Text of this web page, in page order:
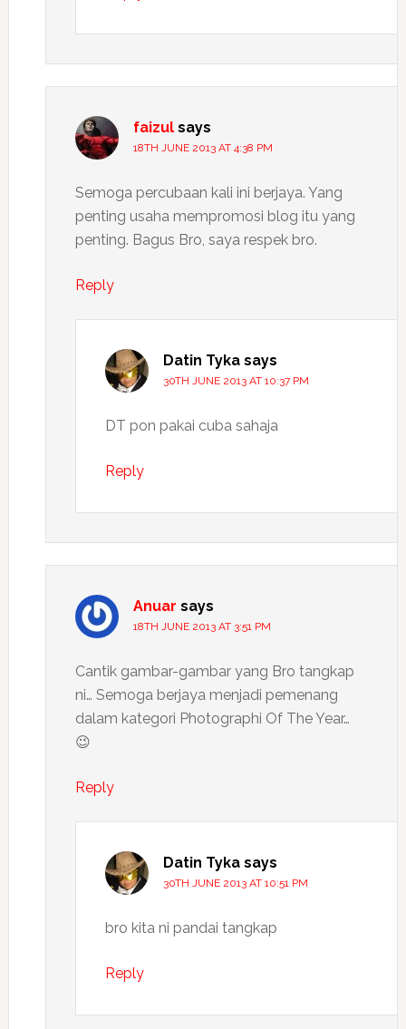
faizul says
18TH JUNE 2013 AT 4:38 PM
Semoga percubaan kali ini berjaya. Yang
penting usaha mempromosi blog itu yang
penting. Bagus Bro, saya respek bro.
Reply
Datin Tyka says
30TH JUNE 2013 AT 10:37 PM
DT pon pakai cuba sahaja
Reply
Anuar says
18TH JUNE 2013 AT 3:51 PM
Cantik gambar-gambar yang Bro tangkap
ni… Semoga berjaya menjadi pemenang
dalam kategori Photographi Of The Year…
😉
Reply
Datin Tyka says
30TH JUNE 2013 AT 10:51 PM
bro kita ni pandai tangkap
Reply